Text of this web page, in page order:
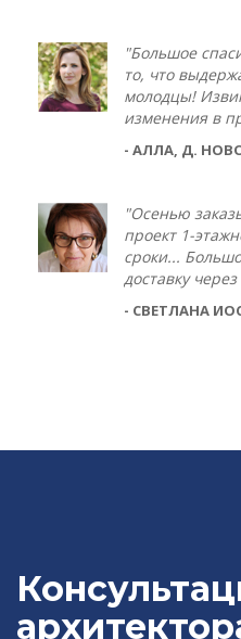
"Большое
то, что
молодцы!
изменения в
- АЛЛА, Д.
"Осенью
проект 1-
сроки...
доставку
- СВЕТЛАНА